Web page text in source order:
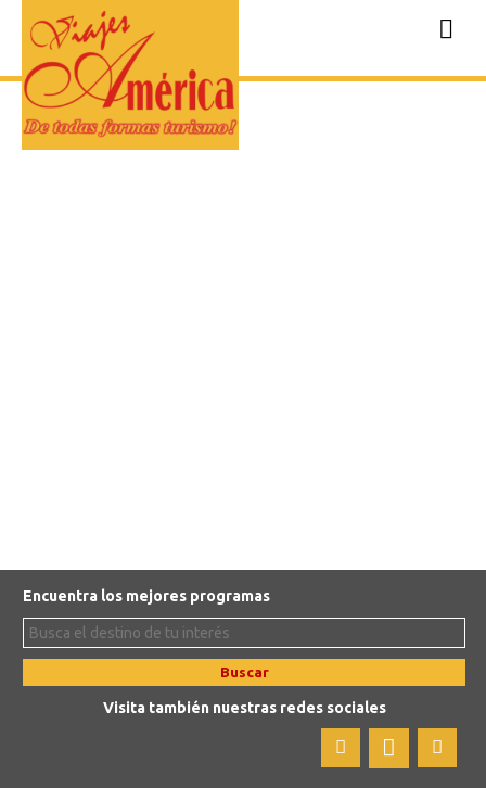
Encuentra los mejores programas
Buscar
Visita también nuestras redes sociales